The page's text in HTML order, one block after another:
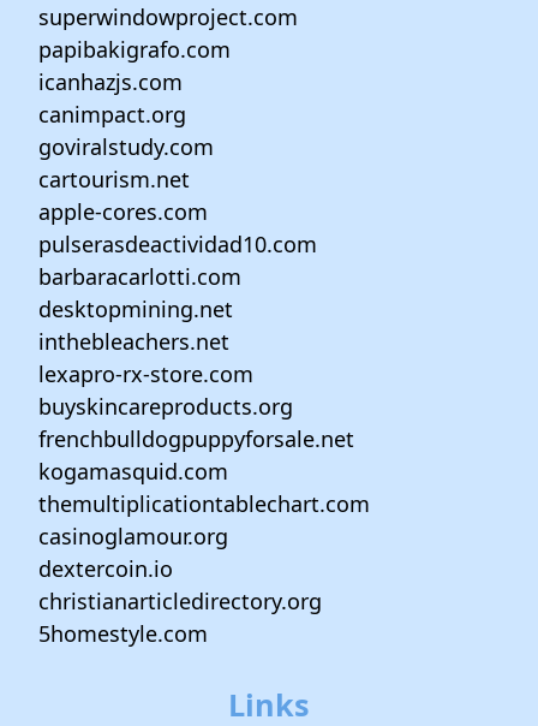
superwindowproject.com
papibakigrafo.com
icanhazjs.com
canimpact.org
goviralstudy.com
cartourism.net
apple-cores.com
pulserasdeactividad10.com
barbaracarlotti.com
desktopmining.net
inthebleachers.net
lexapro-rx-store.com
buyskincareproducts.org
frenchbulldogpuppyforsale.net
kogamasquid.com
themultiplicationtablechart.com
casinoglamour.org
dextercoin.io
christianarticledirectory.org
5homestyle.com
Links